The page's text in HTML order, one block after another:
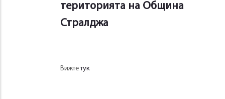
територията на Община
Стралджа
Вижтетук